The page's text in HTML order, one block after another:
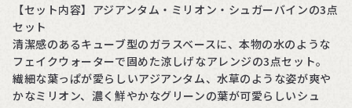
【セット内容】アジアンタム・ミリオン・シュガーバインの3点
セット
清潔感のあるキューブ型のガラスベースに、本物の水のような
フェイクウォーターで固めた涼しげなアレンジの3点セット。
繊細な葉っぱが愛らしいアジアンタム、水草のような姿が爽や
かなミリオン、濃く鮮やかなグリーンの葉が可愛らしいシュ